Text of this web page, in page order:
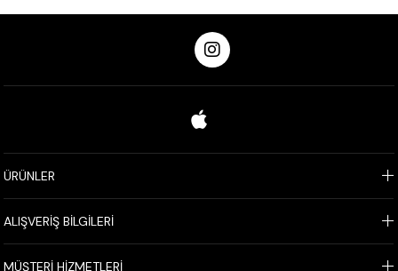
ÜRÜNLER
ALIŞVERİŞ BİLGİLERİ
MÜŞTERİ HİZMETLERİ